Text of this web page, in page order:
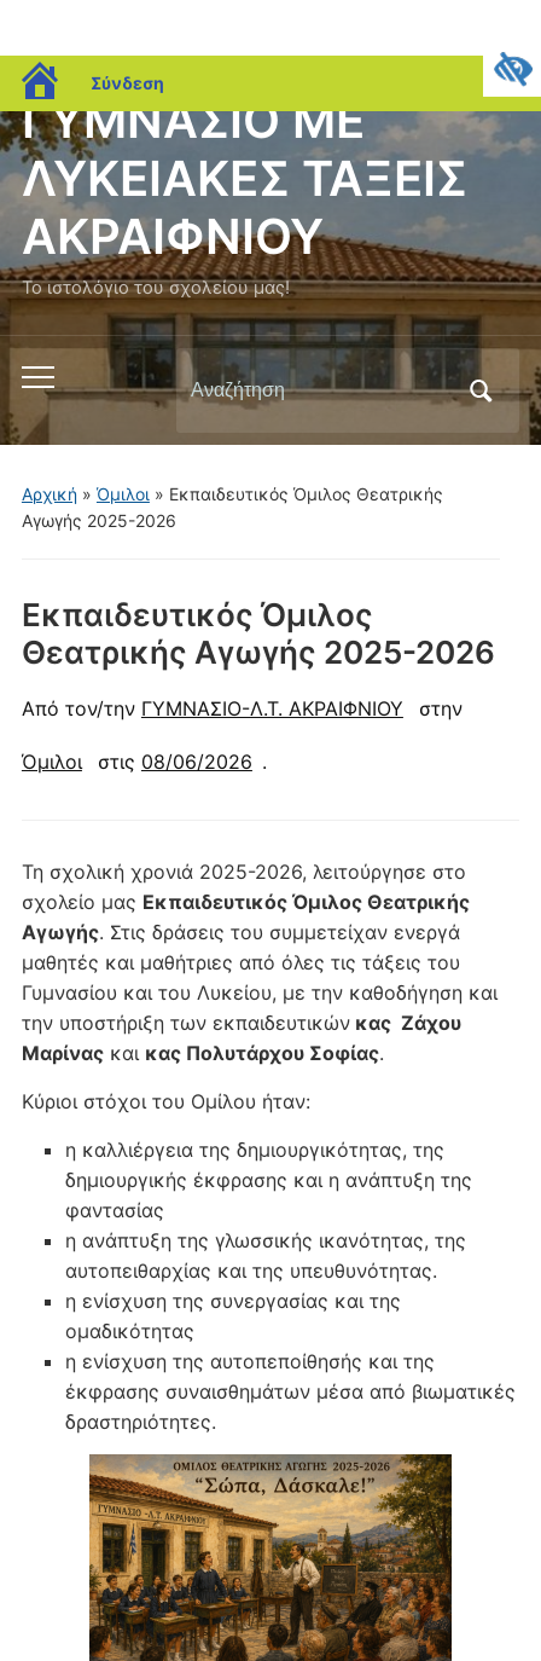
blogs.sch.gr
Σύνδεση
ΓΥΜΝΑΣΙΟ ΜΕ
ΛΥΚΕΙΑΚΕΣ ΤΑΞΕΙΣ
ΑΚΡΑΙΦΝΙΟΥ
Το ιστολόγιο του σχολείου μας!
Εναλλαγή
του
μενού
για
κινητά
Αναζήτηση
για:
Αρχική» Όμιλοι » Εκπαιδευτικός Όμιλος Θεατρικής
Αγωγής 2025-2026
Εκπαιδευτικός Όμιλος
Θεατρικής Αγωγής 2025-2026
Από τον/την ΓΥΜΝΑΣΙΟ-Λ.Τ. ΑΚΡΑΙΦΝΙΟΥ στην
Όμιλοι στις 08/06/2026 .
Τη σχολική χρονιά 2025-2026, λειτούργησε στο
σχολείο μας Εκπαιδευτικός Όμιλος Θεατρικής
Αγωγής. Στις δράσεις του συμμετείχαν ενεργά
μαθητές και μαθήτριες από όλες τις τάξεις του
Γυμνασίου και του Λυκείου, με την καθοδήγηση και
την υποστήριξη των εκπαιδευτικώνκας Ζάχου
Μαρίναςκαι κας Πολυτάρχου Σοφίας.
Κύριοι στόχοι του Ομίλου ήταν:
η καλλιέργεια της δημιουργικότητας, της
δημιουργικής έκφρασης και η ανάπτυξη της
φαντασίας
η ανάπτυξη της γλωσσικής ικανότητας, της
αυτοπειθαρχίας και της υπευθυνότητας.
η ενίσχυση της συνεργασίας και της
ομαδικότητας
η ενίσχυση της αυτοπεποίθησής και της
έκφρασης συναισθημάτων μέσα από βιωματικές
δραστηριότητες.